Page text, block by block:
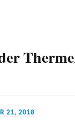
21, 2018